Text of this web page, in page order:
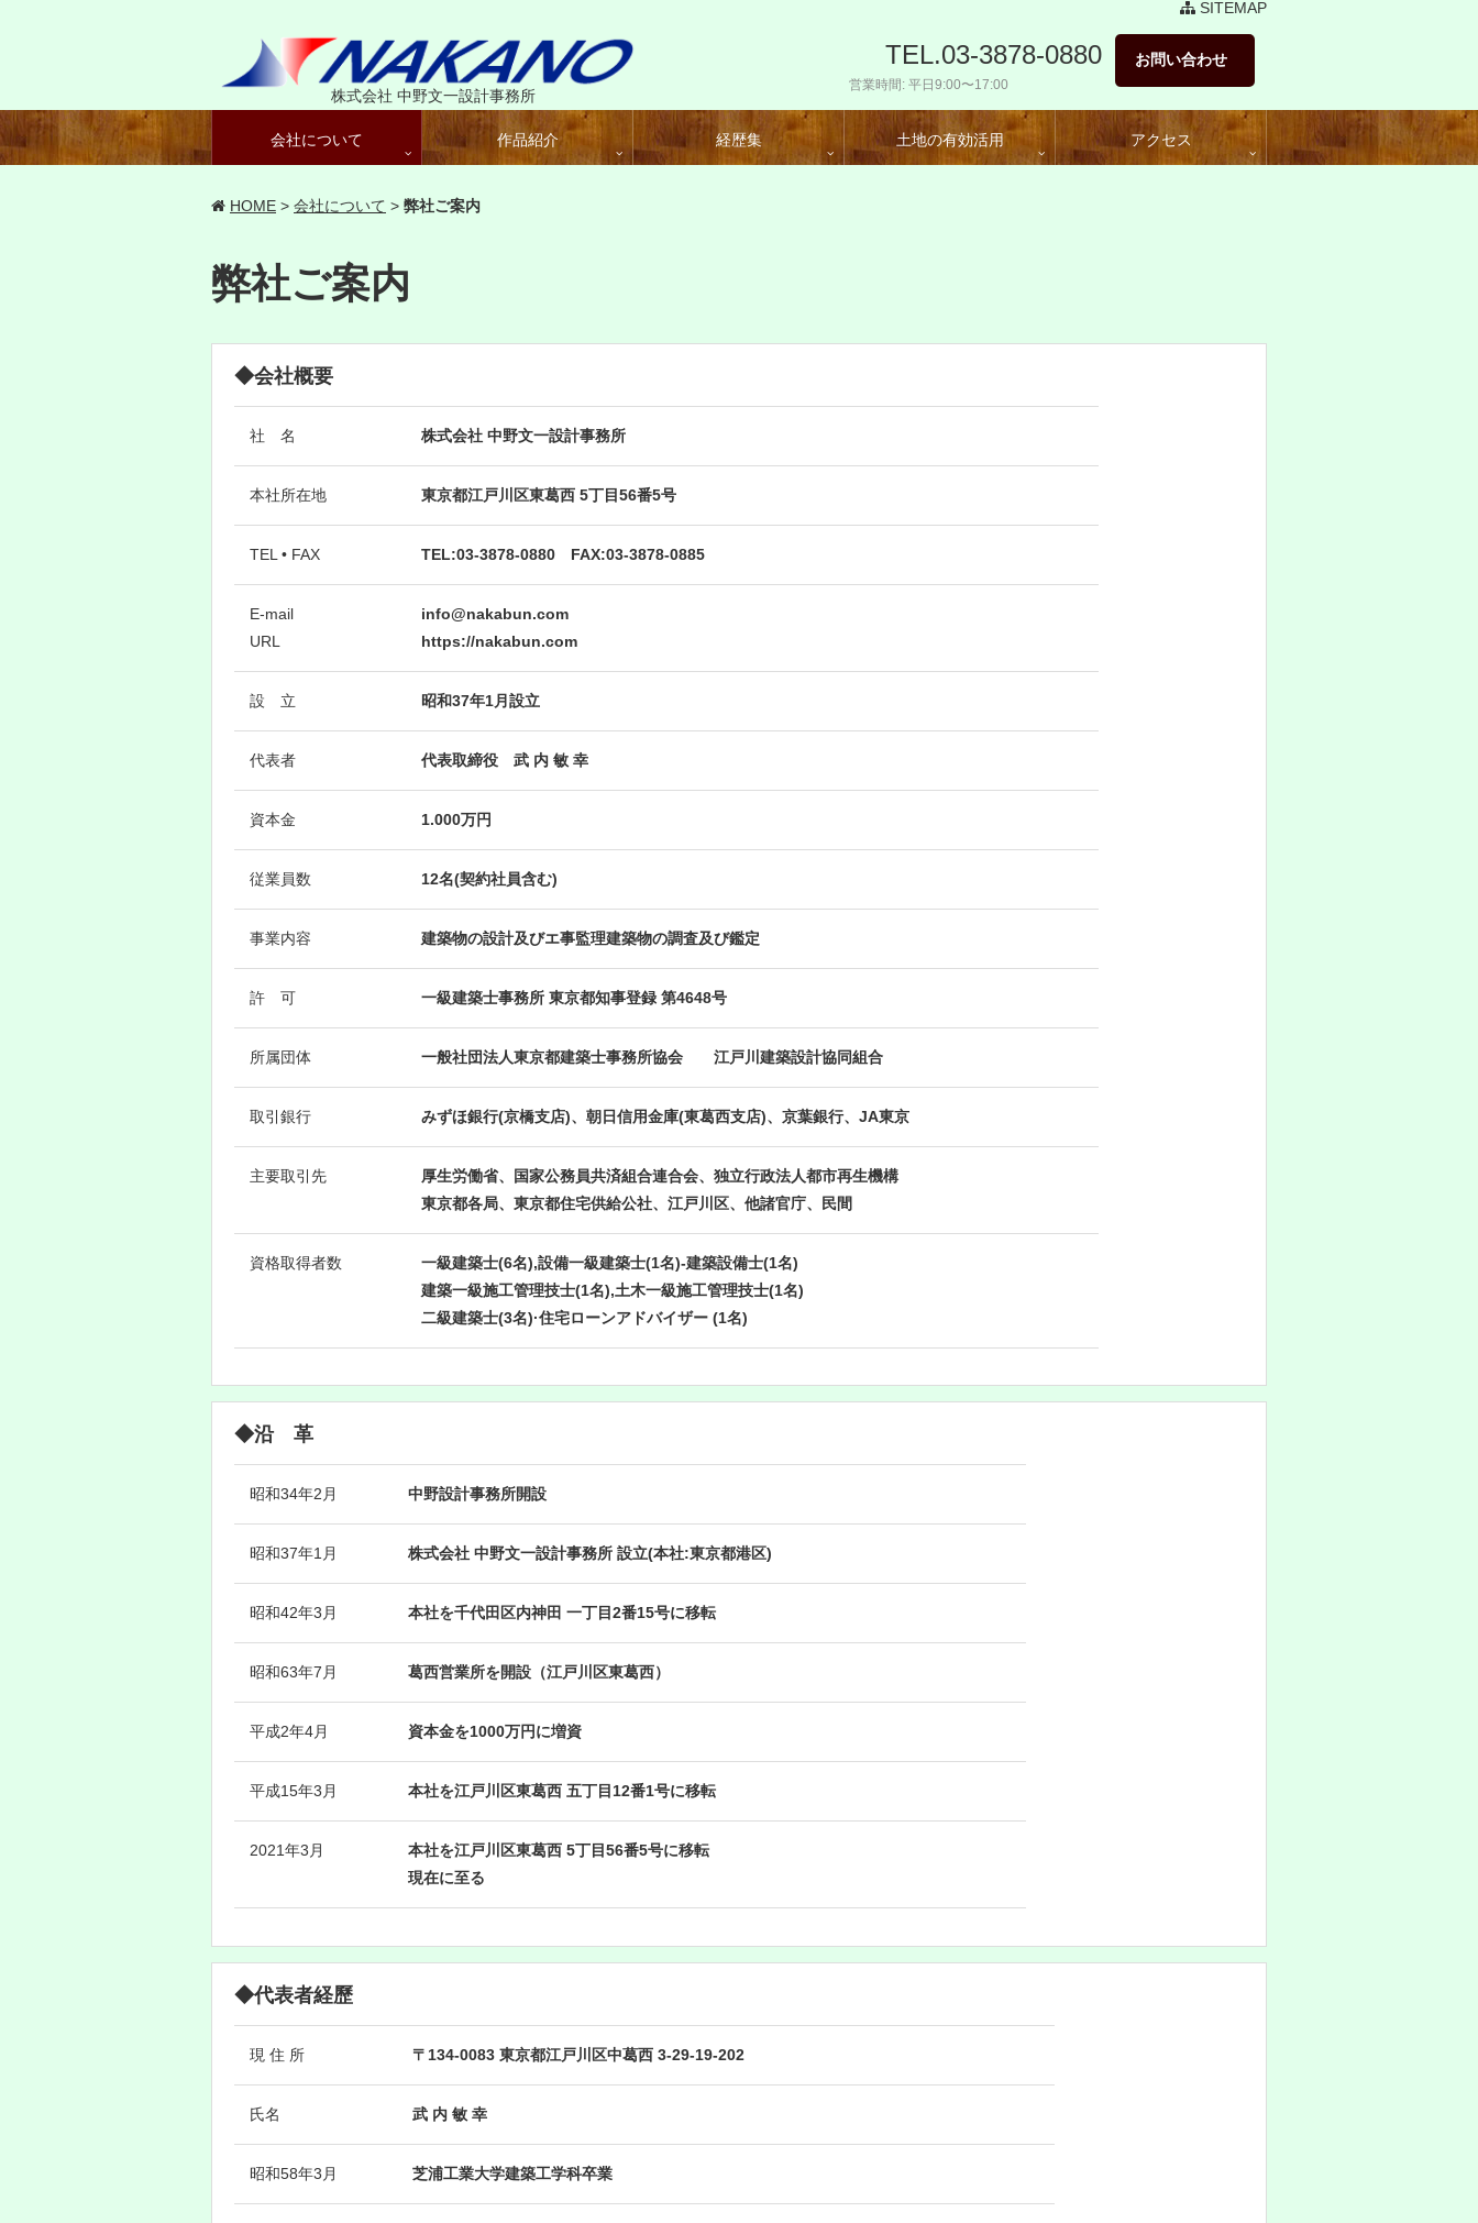
株式会社 中野文一設計事務所
SITEMAP
TEL.03-3878-0880 お問い合わせ
営業時間: 平日9:00〜17:00
会社について 作品紹介 経歴集 土地の有効活用 アクセス
HOME > 会社について > 弊社ご案内
弊社ご案内
◆会社概要
社 名 株式会社 中野文一設計事務所
本社所在地 東京都江戸川区東葛西 5丁目56番5号
TEL • FAX TEL:03-3878-0880 FAX:03-3878-0885
E-mail
URL
info@nakabun.com
https://nakabun.com
設 立 昭和37年1月設立
代表者 代表取締役 武 内 敏 幸
資本金 1.000万円
従業員数 12名(契約社員含む)
事業内容 建築物の設計及びエ事監理建築物の調査及び鑑定
許 可 一級建築士事務所 東京都知事登録 第4648号
所属団体 一般社団法人東京都建築士事務所協会 江戸川建築設計協同組合
取引銀行 みずほ銀行(京橋支店)、朝日信用金庫(東葛西支店)、京葉銀行、JA東京
主要取引先
厚生労働省、国家公務員共済組合連合会、独立行政法人都市再生機構
東京都各局、東京都住宅供給公社、江戸川区、他諸官庁、民間
資格取得者数
一級建築士(6名),設備一級建築士(1名)-建築設備士(1名)
建築一級施工管理技士(1名),土木一級施工管理技士(1名)
二級建築士(3名)·住宅ローンアドバイザー (1名)
◆沿 革
昭和34年2月 中野設計事務所開設
昭和37年1月 株式会社 中野文一設計事務所 設立(本社:東京都港区)
昭和42年3月 本社を千代田区内神田 一丁目2番15号に移転
昭和63年7月 葛西営業所を開設（江戸川区東葛西）
平成2年4月 資本金を1000万円に増資
平成15年3月 本社を江戸川区東葛西 五丁目12番1号に移転
2021年3月
本社を江戸川区東葛西 5丁目56番5号に移転
現在に至る
◆代表者経歷
現 住 所 〒134-0083 東京都江戸川区中葛西 3-29-19-202
氏名 武 内 敏 幸
昭和58年3月 芝浦工業大学建築工学科卒業